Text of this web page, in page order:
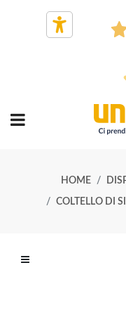
HOME
COLTELLO DI